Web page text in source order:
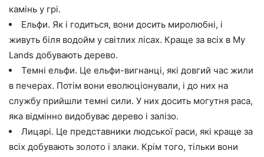
камінь у грі.
Ельфи. Як і годиться, вони досить миролюбні, і
живуть біля водойм у світлих лісах. Краще за всіх в My
Lands добувають дерево.
Темні ельфи. Це ельфи-вигнанці, які довгий час жили
в печерах. Потім вони еволюціонували, і до них на
службу прийшли темні сили. У них досить могутня раса,
яка відмінно видобуває дерево і залізо.
Лицарі. Це представники людської раси, які краще за
всіх добувають золото і злаки. Крім того, тільки вони